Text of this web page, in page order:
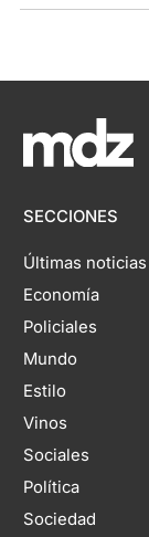
SECCIONES
Últimas noticias
Economía
Policiales
Mundo
Estilo
Vinos
Sociales
Política
Sociedad